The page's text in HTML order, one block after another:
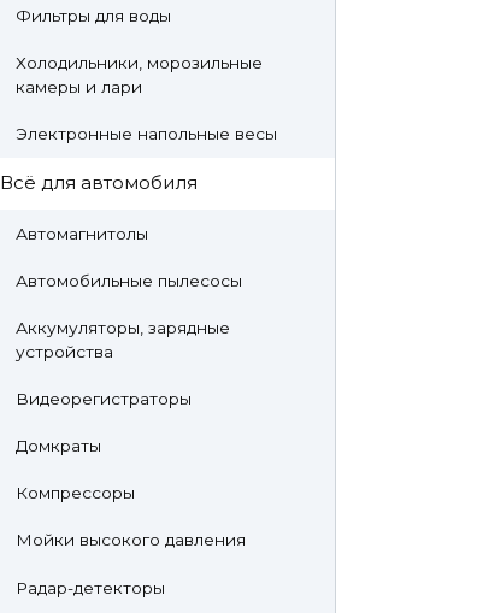
Фильтры для воды
Холодильники, морозильные
камеры и лари
Электронные напольные весы
Всё для автомобиля
Автомагнитолы
Автомобильные пылесосы
Аккумуляторы, зарядные
устройства
Видеорегистраторы
Домкраты
Компрессоры
Мойки высокого давления
Радар-детекторы